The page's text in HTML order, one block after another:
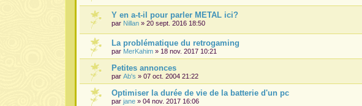
Y en a-t-il pour parler METAL ici?
par Nillan » 20 sept. 2016 18:50
La problématique du retrogaming
par MerKahim » 18 nov. 2017 10:21
Petites annonces
par Ab's » 07 oct. 2004 21:22
Optimiser la durée de vie de la batterie d'un pc
par jane » 04 nov. 2017 16:06